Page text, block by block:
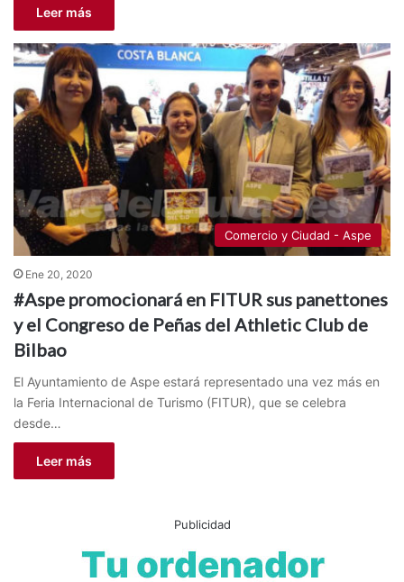
Leer más
Comercio y Ciudad - Aspe
Ene 20, 2020
#Aspe promocionará en FITUR sus panettones
y el Congreso de Peñas del Athletic Club de
Bilbao
El Ayuntamiento de Aspe estará representado una vez más en
la Feria Internacional de Turismo (FITUR), que se celebra
desde…
Leer más
Publicidad